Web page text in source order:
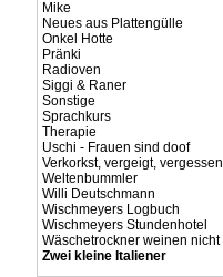
Mike
Neues aus Plattengülle
Onkel Hotte
Pränki
Radioven
Siggi & Raner
Sonstige
Sprachkurs
Therapie
Uschi - Frauen sind doof
Verkorkst, vergeigt, vergessen
Weltenbummler
Willi Deutschmann
Wischmeyers Logbuch
Wischmeyers Stundenhotel
Wäschetrockner weinen nicht
Zwei kleine Italiener